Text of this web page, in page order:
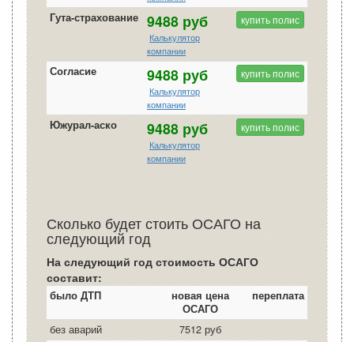
Гута-страхование 9488 руб
Калькулятор
компании
купить полис
Согласие 9488 руб
Калькулятор
компании
купить полис
Южурал-аско 9488 руб
Калькулятор
компании
купить полис
Сколько будет стоить ОСАГО на
следующий год
На следующий год стоимость ОСАГО
составит:
было ДТП
новая цена
ОСАГО
переплата
без аварий
7512 руб